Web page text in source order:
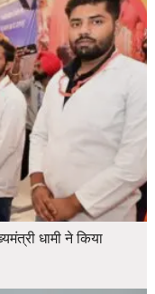
धामी ने किया